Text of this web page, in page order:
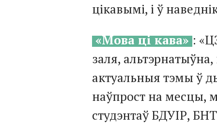
цікавымі, і ў
«Мова ці кава»:
заля,
актуальныя тэмы ў
наўпрост на месцы,
студэнтаў БДУІР,